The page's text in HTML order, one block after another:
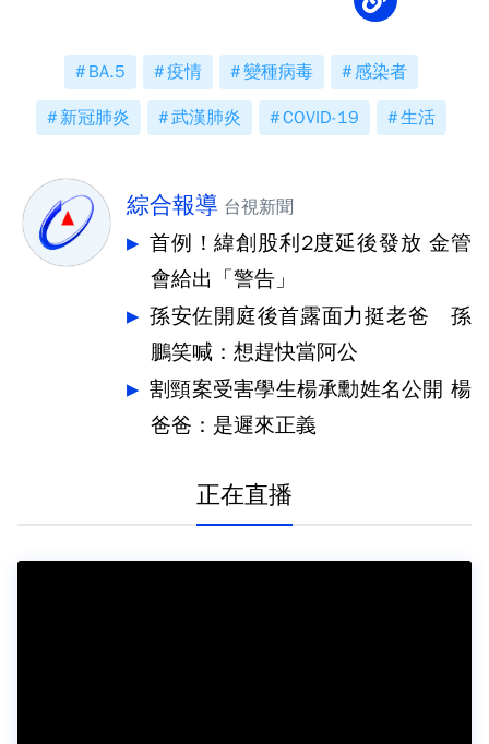
BA.5 疫情 變種病毒 感染者
新冠肺炎 武漢肺炎 COVID-19 生活
綜合報導 台視新聞
首例！緯創股利2度延後發放 金管
會給出「警告」
孫安佐開庭後首露面力挺老爸 孫
鵬笑喊：想趕快當阿公
割頸案受害學生楊承勳姓名公開 楊
爸爸：是遲來正義
正在直播